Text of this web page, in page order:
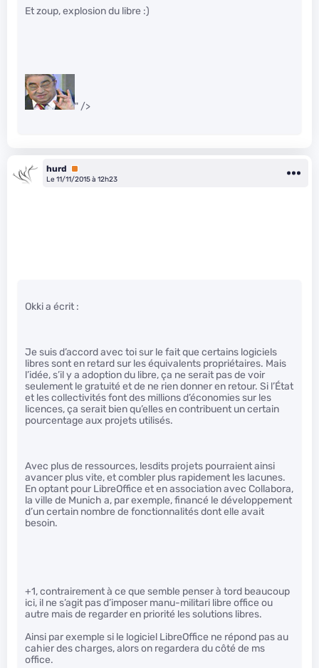
Et zoup, explosion du libre :)
" />
hurd
Premium
Le 11/11/2015 à 12h23
Okki a écrit :
Je suis d’accord avec toi sur le fait que certains logiciels
libres sont en retard sur les équivalents propriétaires. Mais
l’idée, s’il y a adoption du libre, ça ne serait pas de voir
seulement le gratuité et de ne rien donner en retour. Si l’État
et les collectivités font des millions d’économies sur les
licences, ça serait bien qu’elles en contribuent un certain
pourcentage aux projets utilisés.
Avec plus de ressources, lesdits projets pourraient ainsi
avancer plus vite, et combler plus rapidement les lacunes.
En optant pour LibreOffice et en association avec Collabora,
la ville de Munich a, par exemple, financé le développement
d’un certain nombre de fonctionnalités dont elle avait
besoin.
+1, contrairement à ce que semble penser à tord beaucoup
ici, il ne s’agit pas d’imposer manu-militari libre office ou
autre mais de regarder en priorité les solutions libres.
Ainsi par exemple si le logiciel LibreOffice ne répond pas au
cahier des charges, alors on regardera du côté de ms
office.